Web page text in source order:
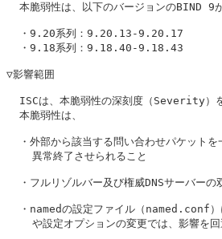
本脆弱性は、以下のバージョンのBIND 9が
  ・9.20系列：9.20.13-9.20.17
  ・9.18系列：9.18.40-9.18.43
▽影響範囲
ISCは、本脆弱性の深刻度（Severity）
  本脆弱性は、
・外部から該当する問い合わせパケット
    異常終了させられること
・フルリゾルバー及び権威DNSサーバーの
・namedの設定ファイル（named.conf）
や設定オプションの変更では、影響を回